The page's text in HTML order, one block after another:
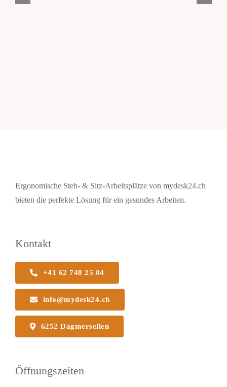
Ergonomische Steh- & Sitz-Arbeitsplätze von mydesk24.ch
bieten die perfekte Lösung für ein gesundes Arbeiten.
Kontakt
+41 62 748 25 04
info@mydesk24.ch
6252 Dagmersellen
Öffnungszeiten